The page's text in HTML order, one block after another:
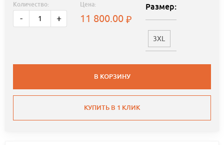
Количество:
- +
Цена:
11 800.00
Размер:
3XL
В КОРЗИНУ
КУПИТЬ В 1 КЛИК